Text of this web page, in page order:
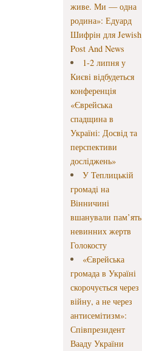
живе. Ми — одна
родина»: Едуард
Шифрін для Jewish
Post And News
1-2 липня у
Києві відбудеться
конференція
«Єврейська
спадщина в
Україні: Досвід та
перспективи
досліджень»
У Теплицькій
громаді на
Вінничині
вшанували пам’ять
невинних жертв
Голокосту
«Єврейська
громада в Україні
скорочується через
війну, а не через
антисемітизм»:
Співпрезидент
Вааду України